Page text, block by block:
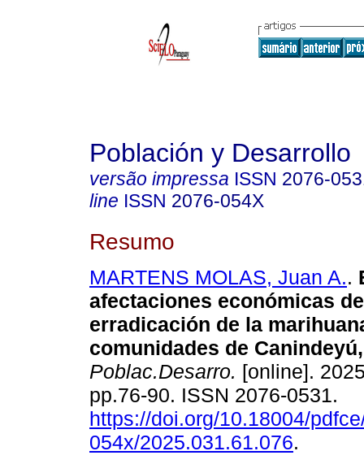
Población y Desarrollo
versão impressa ISSN 2076-
line ISSN 2076-054X
Resumo
MARTENS MOLAS, Juan A..
afectaciones económicas
erradicación de la
comunidades de
Poblac.Desarro. [online].
pp.76-90. ISSN 2076-0531.
https://doi.org/10.18004/
054x/2025.031.61.076.